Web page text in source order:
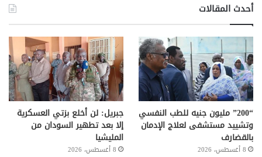
أحدث المقالات
“200” مليون جنيه للطب النفسي
وتشييد مستشفى لعلاج الإدمان
بالقضارف
8 أغسطس، 2026
جبريل: لن أخلع بزتي العسكرية
إلا بعد تطهير السودان من
المليشيا
8 أغسطس، 2026